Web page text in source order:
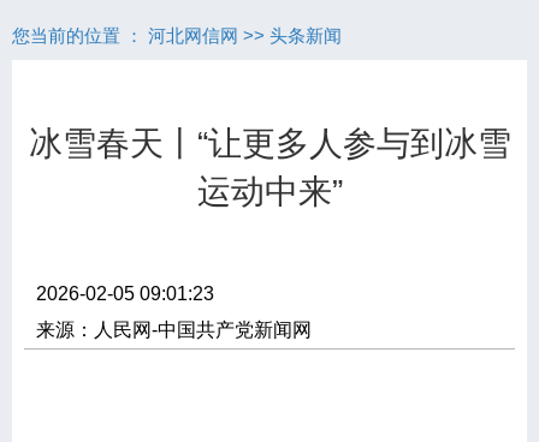
您当前的位置 ： 河北网信网 >> 头条新闻
冰雪春天丨“让更多人参与到冰雪
运动中来”
2026-02-05 09:01:23
来源：人民网-中国共产党新闻网